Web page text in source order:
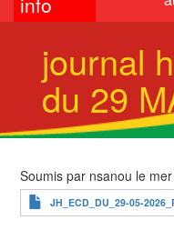
journal
du 29
Soumis par nsanou le
JH_ECD_DU_29-05-